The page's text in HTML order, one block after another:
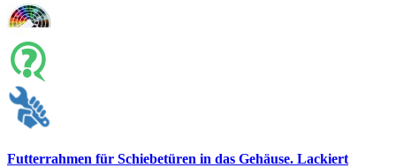
Futterrahmen für Schiebetüren in das Gehäuse. Lackiert